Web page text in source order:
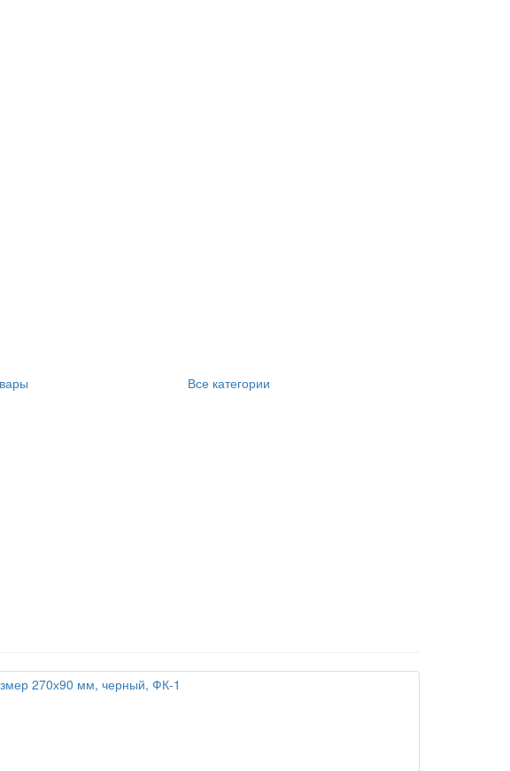
Все категории
270х90 мм, черный, ФК-1